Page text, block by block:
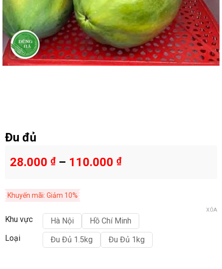
Đu đủ
28.000 ₫– 110.000 ₫
Khuyến mãi: Giảm 10%
Khu vực Hà Nội
Hồ Chí Minh
Loại
Đu Đủ 1.5kg Đu Đủ 1kg
XÓA